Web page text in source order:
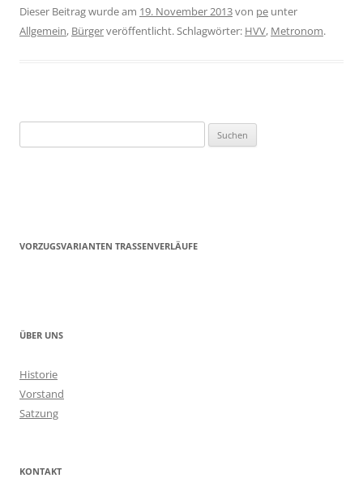
Dieser Beitrag wurde am 19. November 2013von pe unter
Allgemein, Bürgerveröffentlicht. Schlagwörter: HVV, Metronom.
nach:
VORZUGSVARIANTEN TRASSENVERLÄUFE
ÜBER UNS
Historie
Vorstand
Satzung
KONTAKT